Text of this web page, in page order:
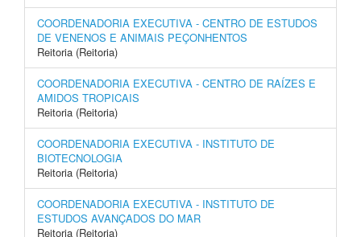
COORDENADORIA EXECUTIVA - CENTRO DE ESTUDOS
DE VENENOS E ANIMAIS PEÇONHENTOS
Reitoria (Reitoria)
COORDENADORIA EXECUTIVA - CENTRO DE RAÍZES E
AMIDOS TROPICAIS
Reitoria (Reitoria)
COORDENADORIA EXECUTIVA - INSTITUTO DE
BIOTECNOLOGIA
Reitoria (Reitoria)
COORDENADORIA EXECUTIVA - INSTITUTO DE
ESTUDOS AVANÇADOS DO MAR
Reitoria (Reitoria)